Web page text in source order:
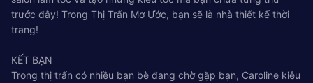
trước đây! Trong Thị Trấn Mơ Ước, bạn sẽ là nhà thiết kế thời
trang!
KẾT BẠN
Trong thị trấn có nhiều bạn bè đang chờ gặp bạn, Caroline kiêu